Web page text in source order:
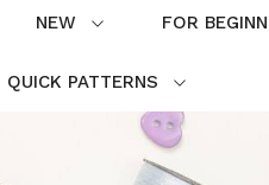
NEW FOR
QUICK PATTERNS